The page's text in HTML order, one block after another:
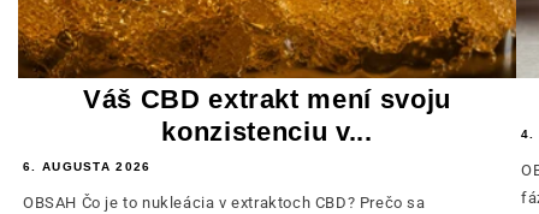
Váš CBD extrakt mení svoju
konzistenciu v...
6. AUGUSTA 2026
OBSAH Čo je to nukleácia v extraktoch CBD? Prečo sa
4.